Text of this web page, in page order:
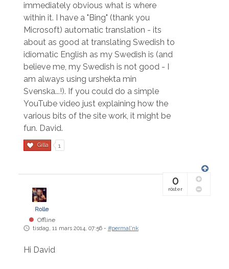
immediately obvious what is where
within it. I have a "Bing" (thank you
Microsoft) automatic translation - its
about as good at translating Swedish to
idiomatic English as my Swedish is (and
believe me, my Swedish is not good - I
am always using urshekta min
Svenska...!). If you could do a simple
YouTube video just explaining how the
various bits of the site work, it might be
fun. David.
Gilla 1
Rolle
Offline
tisdag, 11 mars 2014, 07:56 - #permal'nk
0
röster
Hi David